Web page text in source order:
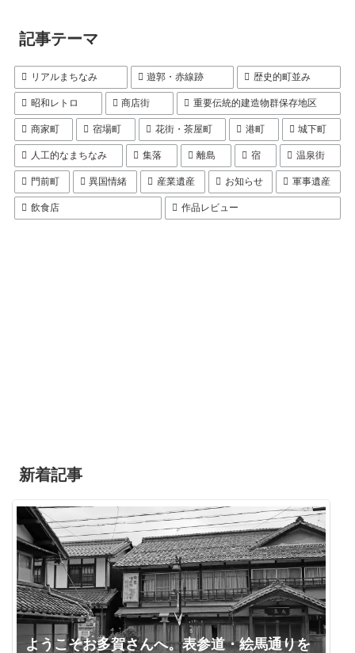
記事テーマ
リアルまちなみ 遊郭・赤線跡 歴史的町並み
昭和レトロ 商店街 重要伝統的建造物群保存地区
商家町 宿場町 花街・茶屋町 港町 城下町
人工的なまちなみ 集落 離島 宿 温泉街
門前町 異国情緒 産業遺産 お知らせ 軍事遺産
飲食店 作品レビュー
新着記事
ようこそお多賀さんへ。表参道・絵馬通りを